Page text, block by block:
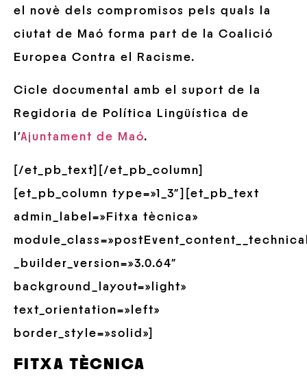
el novè dels compromisos pels quals la
ciutat de Maó forma part de la Coalició
Europea Contra el Racisme.
Cicle documental amb el suport de la
Regidoria de Política Lingüística de
l’Ajuntament de Maó.
[/et_pb_text][/et_pb_column]
[et_pb_column type=»1_3″][et_pb_text
admin_label=»Fitxa tècnica»
_builder_version=»3.0.64″
background_layout=»light»
text_orientation=»left»
border_style=»solid»]
FITXA TÈCNICA